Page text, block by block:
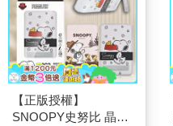
【正版授權】
SNOOPY史努比 晶磁